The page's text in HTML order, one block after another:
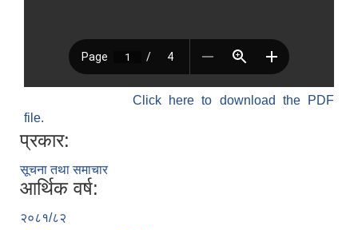
Click here to download the PDF
file.
प्रकार:
सूचना तथा समाचार
आर्थिक वर्ष:
२०८१/८२